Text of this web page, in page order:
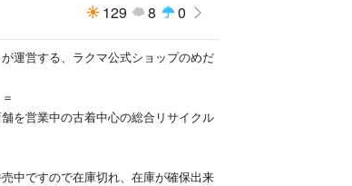
129 8 0
運営する、ラクマ公式ショップのめだ
を営業中の古着中心の総合リサイクル
中ですので在庫切れ、在庫が確保出来